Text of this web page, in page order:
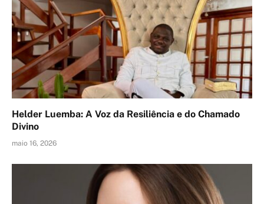
Helder Luemba: A Voz da Resiliência e do Chamado
Divino
maio 16, 2026